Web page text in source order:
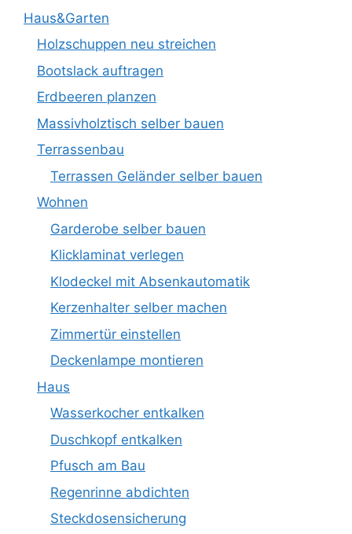
Haus&Garten
Holzschuppen neu streichen
Bootslack auftragen
Erdbeeren planzen
Massivholztisch selber bauen
Terrassenbau
Terrassen Geländer selber bauen
Wohnen
Garderobe selber bauen
Klicklaminat verlegen
Klodeckel mit Absenkautomatik
Kerzenhalter selber machen
Zimmertür einstellen
Deckenlampe montieren
Haus
Wasserkocher entkalken
Duschkopf entkalken
Pfusch am Bau
Regenrinne abdichten
Steckdosensicherung